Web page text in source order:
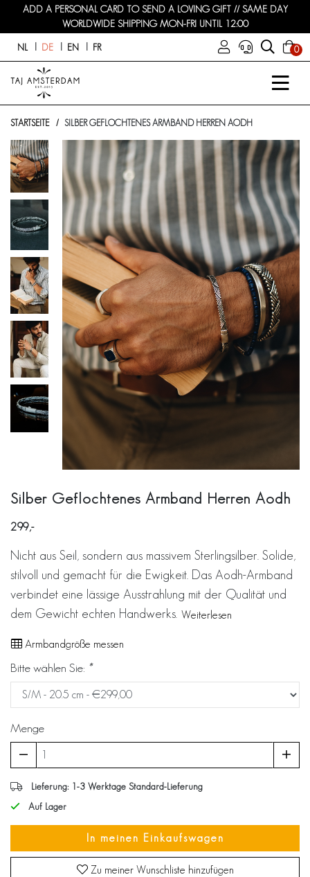
ADD A PERSONAL CARD TO SEND A LOVING GIFT // SAME DAY
WORLDWIDE SHIPPING MON-FRI UNTIL 12:00
NL DE EN FR 0
STARTSEITE SILBER GEFLOCHTENES ARMBAND HERREN AODH
Silber Geflochtenes Armband Herren Aodh
299
Nicht aus Seil, sondern aus massivem Sterlingsilber. Solide,
stilvoll und gemacht für die Ewigkeit. Das Aodh-Armband
verbindet eine lässige Ausstrahlung mit der Qualität und
dem Gewicht echten Handwerks. Weiterlesen
Armbandgröße messen
Bitte wählen Sie: *
Menge
Lieferung: 1-3 Werktage Standard-Lieferung
Auf Lager
In meinen Einkaufswagen
Zu meiner Wunschliste hinzufügen